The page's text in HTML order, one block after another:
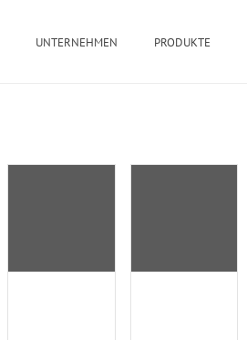
UNTERNEHMEN PRODUKTE